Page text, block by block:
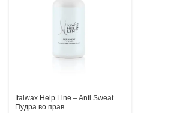
Italwax Help Line – Anti Sweat
Пудра во прав